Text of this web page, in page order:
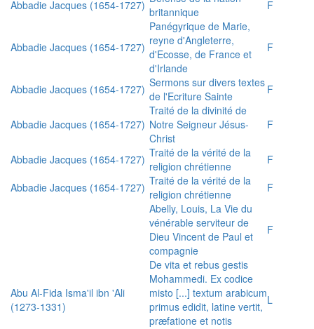
Abbadie Jacques (1654-1727) britannique
F
Abbadie Jacques (1654-1727)
Panégyrique de Marie,
reyne d'Angleterre,
d'Ecosse, de France et
d'Irlande
F
Abbadie Jacques (1654-1727) Sermons sur divers textes
de l'Ecriture Sainte
F
Abbadie Jacques (1654-1727)
Traité de la divinité de
Notre Seigneur Jésus-
Christ
F
Abbadie Jacques (1654-1727) Traité de la vérité de la
religion chrétienne
F
Abbadie Jacques (1654-1727) Traité de la vérité de la
religion chrétienne
F
Abelly, Louis, La Vie du
vénérable serviteur de
Dieu Vincent de Paul et
compagnie
F
Abu Al-Fida Isma'il ibn 'Ali
(1273-1331)
De vita et rebus gestis
Mohammedi. Ex codice
misto [...] textum arabicum
primus edidit, latine vertit,
præfatione et notis
L